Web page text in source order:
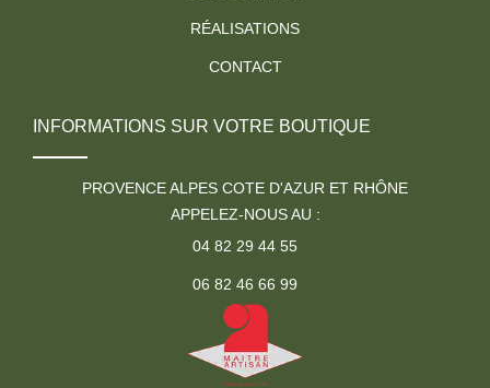
RÉALISATIONS
CONTACT
INFORMATIONS SUR VOTRE BOUTIQUE
PROVENCE ALPES COTE D'AZUR ET RHÔNE
APPELEZ-NOUS AU :
04 82 29 44 55
06 82 46 66 99